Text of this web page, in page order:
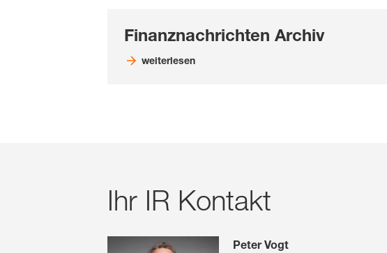
Finanznachrichten Archiv
weiterlesen
Ihr IR Kontakt
Peter Vogt